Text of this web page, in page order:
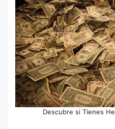
Descubre si Tienes